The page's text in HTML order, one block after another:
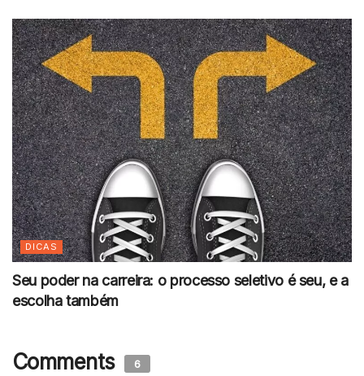
DICAS
Seu poder na carreira: o processo seletivo é seu, e a
escolha também
Comments 6